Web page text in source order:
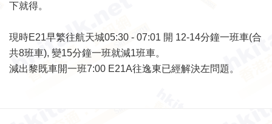
下就得。
現時E21早繁往航天城05:30 - 07:01 開 12-14分鐘一班車(合
共8班車), 變15分鐘一班就減1班車。
減出黎既車開一班7:00 E21A往逸東已經解決左問題。